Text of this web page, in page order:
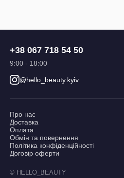
+38 067 718 54 50
9:00 - 18:00
@hello_beauty.kyiv
Про нас
Доставка
Оплата
Обмін та повернення
Політика конфіденційності
Договір оферти
© HELLO_BEAUTY